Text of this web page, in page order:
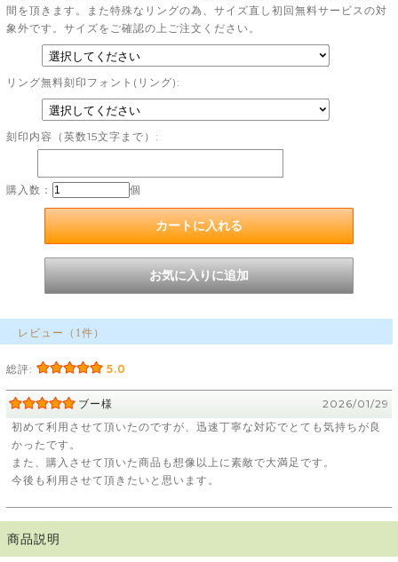
間を頂きます。また特殊なリングの為、サイズ直し初回無料サービスの対
象外です。サイズをご確認の上ご注文ください。
リング無料刻印フォント(リング):
刻印内容（英数15文字まで）:
購入数： 個
レビュー（1件）
総評: 5.0
ブー様
2026/01/29
初めて利用させて頂いたのですが、迅速丁寧な対応でとても気持ちが良
かったです。
また、購入させて頂いた商品も想像以上に素敵で大満足です。
今後も利用させて頂きたいと思います。
商品説明